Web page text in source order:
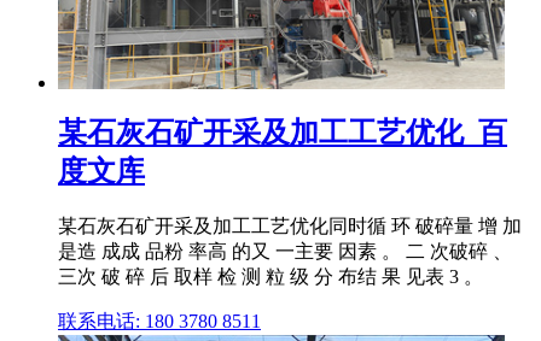
某石灰石矿开采及加工工艺优化_百
度文库
某石灰石矿开采及加工工艺优化同时循 环 破碎量 增 加
是造 成成 品粉 率高 的又 一主要 因素 。 二 次破碎 、
三次 破 碎 后 取样 检 测 粒 级 分 布结 果 见表 3 。
联系电话: 180 3780 8511